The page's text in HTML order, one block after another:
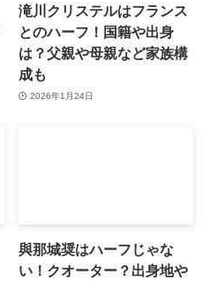
滝川クリステルはフランス
とのハーフ！国籍や出身
は？父親や母親など家族構
成も
2026年1月24日
與那城奨はハーフじゃな
い！クオーター？出身地や